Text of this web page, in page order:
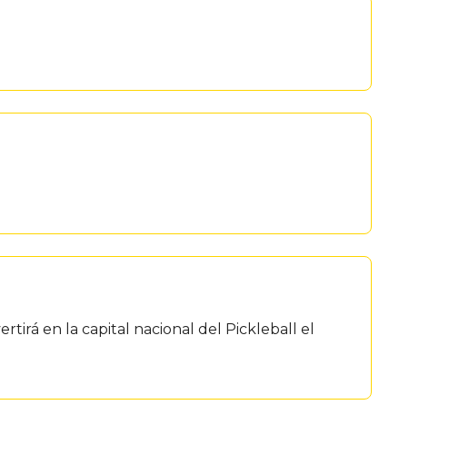
en la capital nacional del Pickleball el